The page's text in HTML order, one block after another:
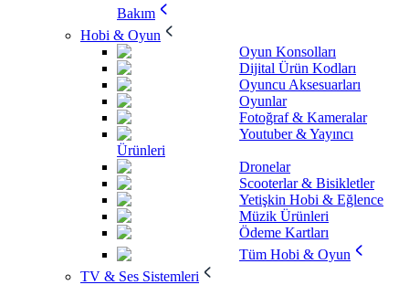
Bakım
Hobi & Oyun
Oyun Konsolları
Dijital Ürün Kodları
Oyuncu Aksesuarları
Oyunlar
Fotoğraf & Kameralar
Youtuber & Yayıncı
Ürünleri
Dronelar
Scooterlar & Bisikletler
Yetişkin Hobi & Eğlence
Müzik Ürünleri
Ödeme Kartları
Tüm Hobi & Oyun
TV & Ses Sistemleri